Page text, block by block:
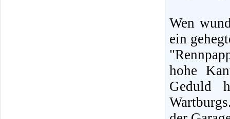
Wen
ein
hohe
Geduld